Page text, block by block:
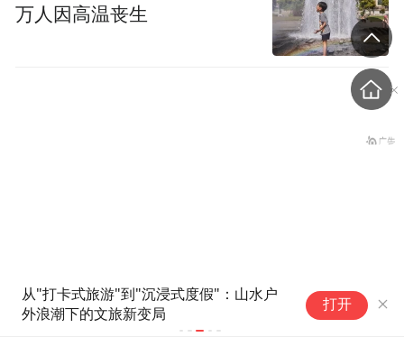
从"打卡式旅游"到"沉浸式度假"：山水户
外浪潮下的文旅新变局
净利跃升
68.2%，卡
打开
万人因高温丧生
梅德韦杰夫：高市早苗不提